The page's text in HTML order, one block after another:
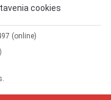
cookies
(online)
.